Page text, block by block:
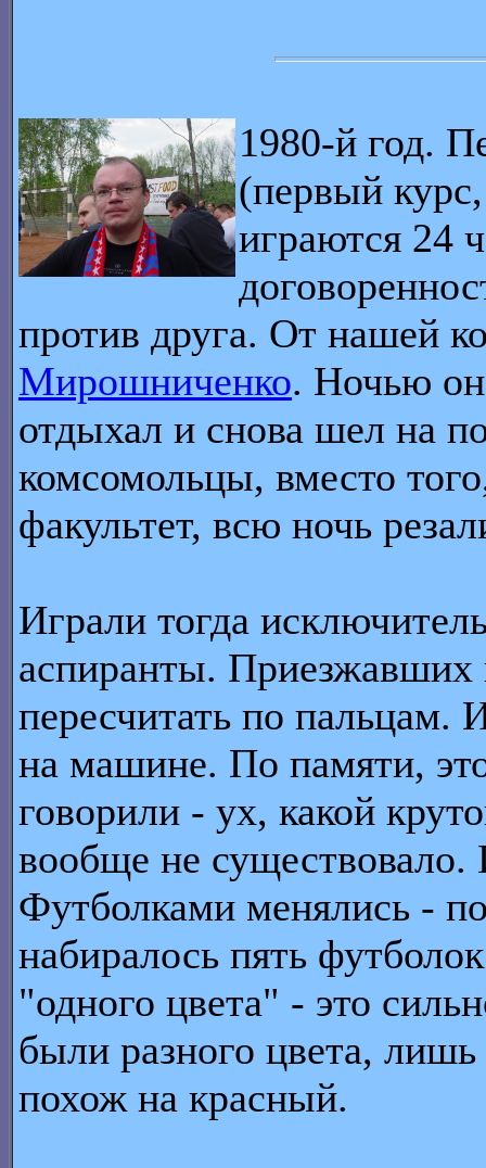
1980-й год.
(первый
играются 24
против друга. От нашей
Мирошниченко. Ночью он
отдыхал и снова шел на
комсомольцы, вместо
факультет, всю ночь
Играли тогда
аспиранты.
пересчитать по пальцам.
на машине. По памяти,
говорили - ух, какой
вообще не
Футболками менялись -
набиралось пять
"одного цвета" - это
были разного цвета,
похож на красный.